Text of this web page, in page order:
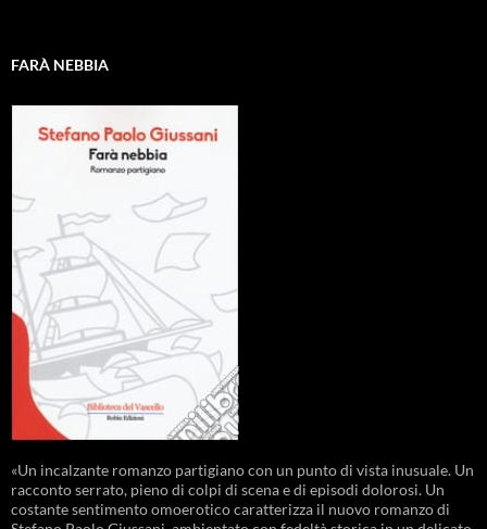
FARÀ NEBBIA
«Un incalzante romanzo partigiano con un punto di vista inusuale. Un
racconto serrato, pieno di colpi di scena e di episodi dolorosi. Un
costante sentimento omoerotico caratterizza il nuovo romanzo di